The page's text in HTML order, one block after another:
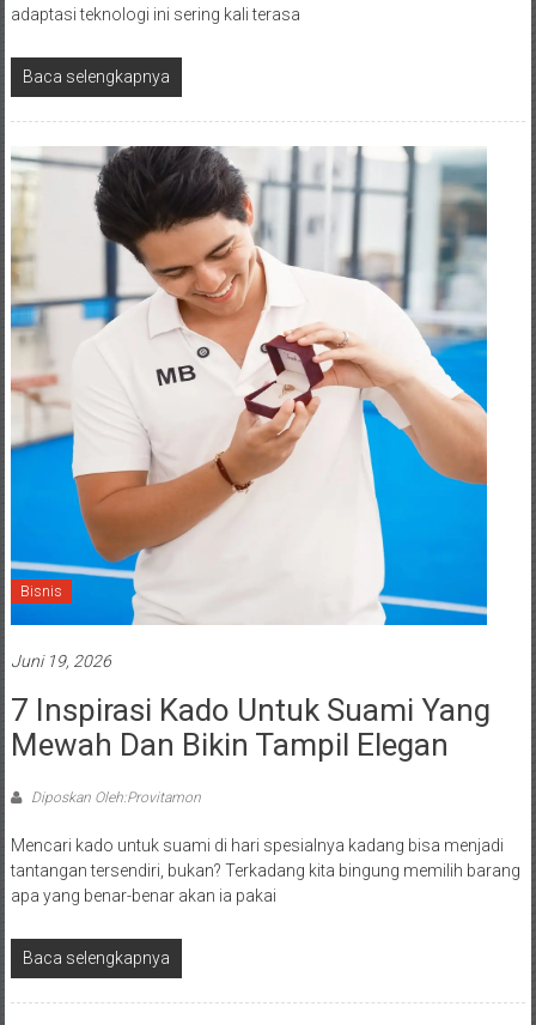
adaptasi teknologi ini sering kali terasa
Baca selengkapnya
Bisnis
Juni 19, 2026
7 Inspirasi Kado Untuk Suami Yang
Mewah Dan Bikin Tampil Elegan
Diposkan Oleh:Provitamon
Mencari kado untuk suami di hari spesialnya kadang bisa menjadi
tantangan tersendiri, bukan? Terkadang kita bingung memilih barang
apa yang benar-benar akan ia pakai
Baca selengkapnya